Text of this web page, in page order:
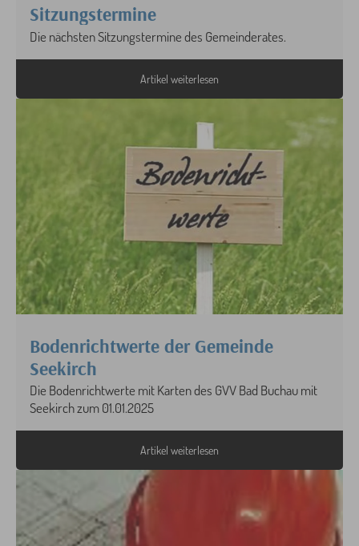
Sitzungstermine
Die nächsten Sitzungstermine des Gemeinderates.
Artikel weiterlesen
Bodenrichtwerte der Gemeinde
Seekirch
Die Bodenrichtwerte mit Karten des GVV Bad Buchau mit
Seekirch zum 01.01.2025
Artikel weiterlesen